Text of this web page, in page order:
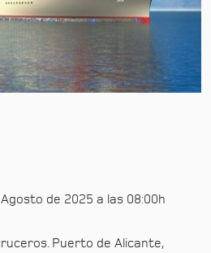
de 2025 a las 08:00h
Puerto de Alicante,